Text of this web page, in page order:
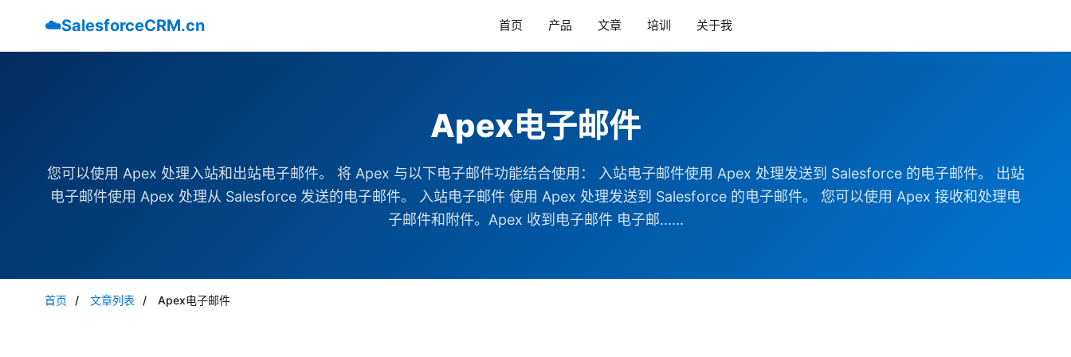
☁️SalesforceCRM.cn 首页 产品 文章 培训 关于我
Apex电子邮件
您可以使用 Apex 处理入站和出站电子邮件。 将 Apex 与以下电子邮件功能结合使用： 入站电子邮件使用 Apex 处理发送到 Salesforce 的电子邮件。 出站
电子邮件使用 Apex 处理从 Salesforce 发送的电子邮件。 入站电子邮件 使用 Apex 处理发送到 Salesforce 的电子邮件。 您可以使用 Apex 接收和处理电
子邮件和附件。Apex 收到电子邮件 电子邮......
首页 / 文章列表 / Apex电子邮件